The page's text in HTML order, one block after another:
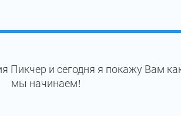
и сегодня я покажу Вам
мы начинаем!